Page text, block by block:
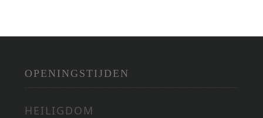
OPENINGSTIJDEN
HEILIGDOM